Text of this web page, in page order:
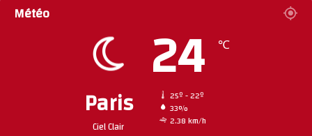
Météo
Paris
Ciel Clair
24 ℃
25º - 22º
33%
2.38 km/h